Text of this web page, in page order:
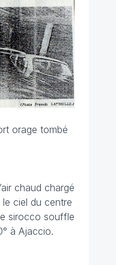
orage tombé
chaud chargé
ciel du centre
sirocco souffle
à Ajaccio.